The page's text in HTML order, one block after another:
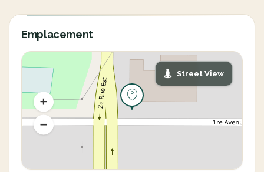
Emplacement
Street View